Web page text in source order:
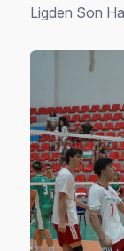
Ligden Son